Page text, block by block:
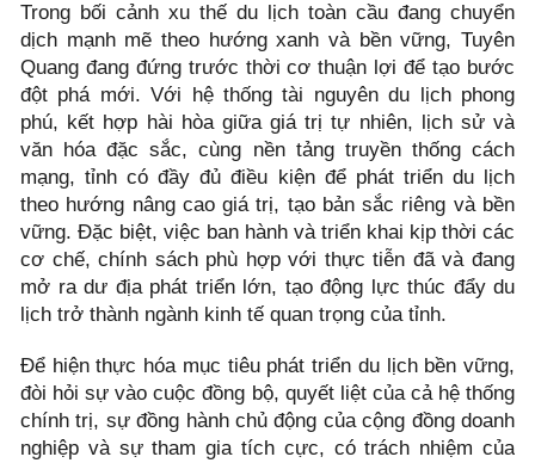
Trong bối cảnh xu thế du lịch toàn cầu đang chuyển
dịch mạnh mẽ theo hướng xanh và bền vững, Tuyên
Quang đang đứng trước thời cơ thuận lợi để tạo bước
đột phá mới. Với hệ thống tài nguyên du lịch phong
phú, kết hợp hài hòa giữa giá trị tự nhiên, lịch sử và
văn hóa đặc sắc, cùng nền tảng truyền thống cách
mạng, tỉnh có đầy đủ điều kiện để phát triển du lịch
theo hướng nâng cao giá trị, tạo bản sắc riêng và bền
vững. Đặc biệt, việc ban hành và triển khai kịp thời các
cơ chế, chính sách phù hợp với thực tiễn đã và đang
mở ra dư địa phát triển lớn, tạo động lực thúc đẩy du
lịch trở thành ngành kinh tế quan trọng của tỉnh.
Để hiện thực hóa mục tiêu phát triển du lịch bền vững,
đòi hỏi sự vào cuộc đồng bộ, quyết liệt của cả hệ thống
chính trị, sự đồng hành chủ động của cộng đồng doanh
nghiệp và sự tham gia tích cực, có trách nhiệm của